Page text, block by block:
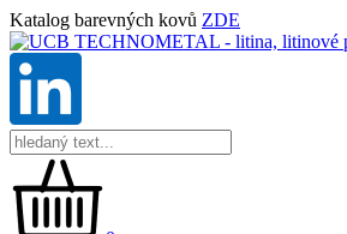
Katalog barevných kovů ZDE